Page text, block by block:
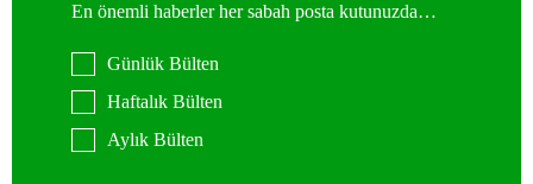
En önemli haberler her sabah posta kutunuzda…
Günlük Bülten
Haftalık Bülten
Aylık Bülten